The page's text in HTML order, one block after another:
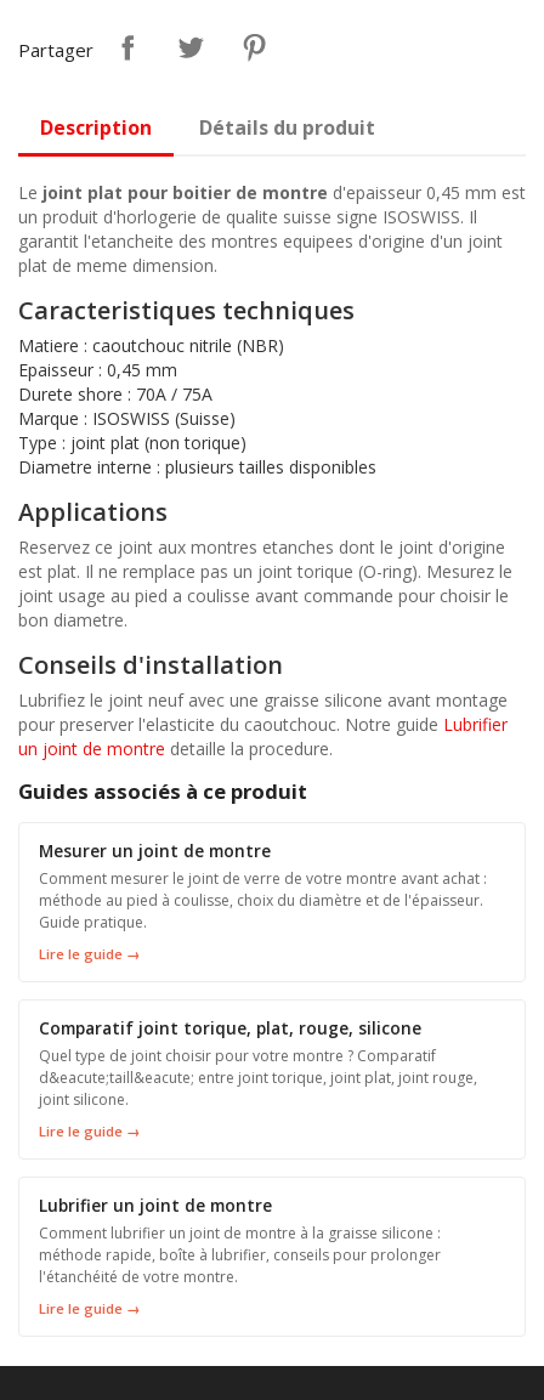
Partager
Description Détails du produit
Le joint plat pour boitier de montre d'epaisseur 0,45 mm est
un produit d'horlogerie de qualite suisse signe ISOSWISS. Il
garantit l'etancheite des montres equipees d'origine d'un joint
plat de meme dimension.
Caracteristiques techniques
Matiere : caoutchouc nitrile (NBR)
Epaisseur : 0,45 mm
Durete shore : 70A / 75A
Marque : ISOSWISS (Suisse)
Type : joint plat (non torique)
Diametre interne : plusieurs tailles disponibles
Applications
Reservez ce joint aux montres etanches dont le joint d'origine
est plat. Il ne remplace pas un joint torique (O-ring). Mesurez le
joint usage au pied a coulisse avant commande pour choisir le
bon diametre.
Conseils d'installation
Lubrifiez le joint neuf avec une graisse silicone avant montage
pour preserver l'elasticite du caoutchouc. Notre guide Lubrifier
un joint de montre detaille la procedure.
Guides associés à ce produit
Mesurer un joint de montre
Comment mesurer le joint de verre de votre montre avant achat :
méthode au pied à coulisse, choix du diamètre et de l'épaisseur.
Guide pratique.
Lire le guide →
Comparatif joint torique, plat, rouge, silicone
Quel type de joint choisir pour votre montre ? Comparatif
d&eacute;taill&eacute; entre joint torique, joint plat, joint rouge,
joint silicone.
Lire le guide →
Lubrifier un joint de montre
Comment lubrifier un joint de montre à la graisse silicone :
méthode rapide, boîte à lubrifier, conseils pour prolonger
l'étanchéité de votre montre.
Lire le guide →